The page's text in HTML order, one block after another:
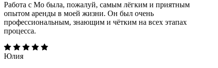
Работа с Мо была, пожалуй, самым лёгким и приятным
опытом аренды в моей жизни. Он был очень
профессиональным, знающим и чётким на всех этапах
процесса.
Юлия